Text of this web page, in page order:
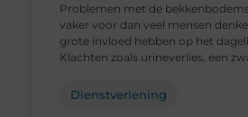
Problemen met de
vaker voor dan veel mensen
grote invloed hebben op het
Klachten zoals urineverlies, een
Dienstverlening